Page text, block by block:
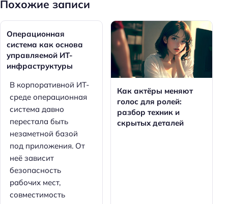
Похожие записи
Операционная
система как основа
управляемой ИТ-
инфраструктуры
В корпоративной ИТ-
среде операционная
система давно
перестала быть
незаметной базой
под приложения. От
неё зависит
безопасность
рабочих мест,
совместимость
Как актёры меняют
голос для ролей:
разбор техник и
скрытых деталей